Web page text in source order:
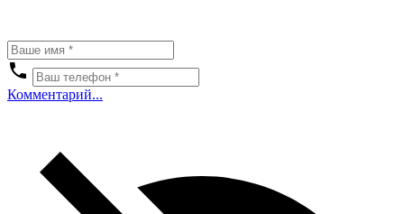
Комментарий...